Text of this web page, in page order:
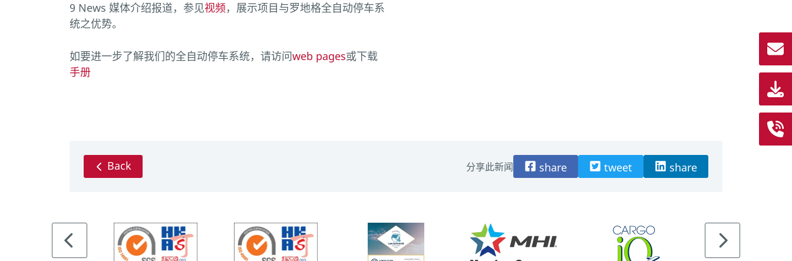
9 News 媒体介绍报道，参见视频，展示项目与罗地格全自动停车系
统之优势。
如要进一步了解我们的全自动停车系统，请访问web pages或下载
手册
Back 分享此新闻 share tweet share